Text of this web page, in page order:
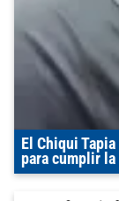
El Chiqui
para cumplir